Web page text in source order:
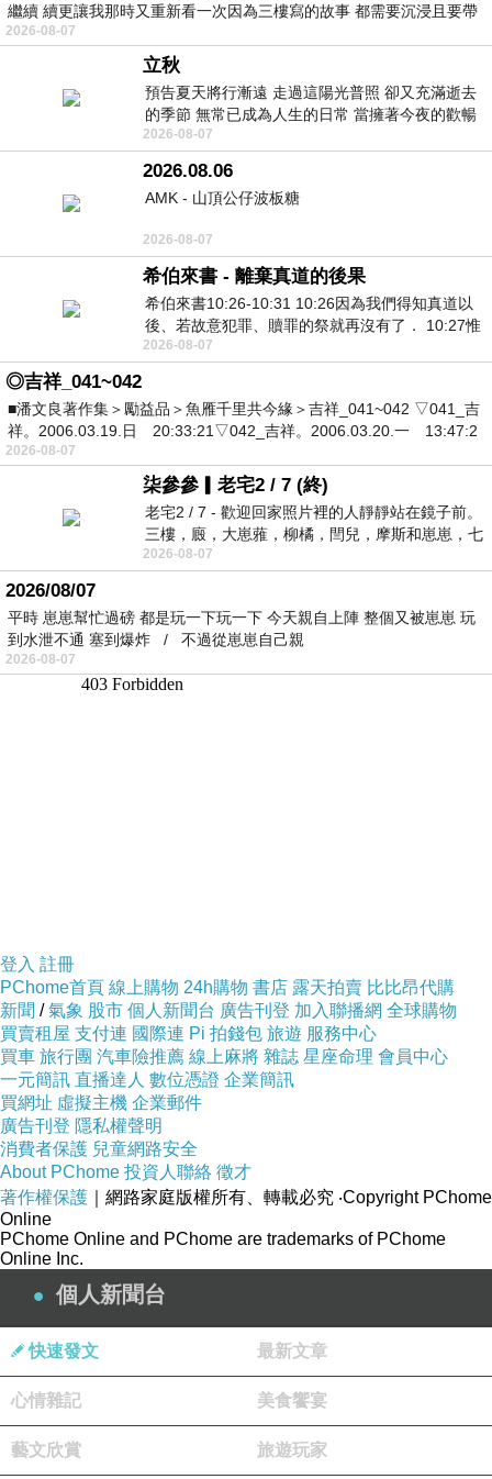
繼續 續更讓我那時又重新看一次因為三樓寫的故事 都需要沉浸且要帶
有
2026-08-07
立秋
預告夏天將行漸遠 走過這陽光普照 卻又充滿逝去
的季節 無常已成為人生的日常 當擁著今夜的歡暢
舒心 轉眼驟成昨日 而明晨 太陽
2026-08-07
2026.08.06
AMK - 山頂公仔波板糖
2026-08-07
希伯來書 - 離棄真道的後果
希伯來書10:26-10:31 10:26因為我們得知真道以
後、若故意犯罪、贖罪的祭就再沒有了． 10:27惟
有戰懼等候審判和那燒滅眾敵人的烈火
2026-08-07
◎吉祥_041~042
■潘文良著作集＞勵益品＞魚雁千里共今緣＞吉祥_041~042 ▽041_吉
祥。2006.03.19.日 20:33:21▽042_吉祥。2006.03.20.一 13:47:2
2026-08-07
柒參參▎老宅2 / 7 (終)
老宅2 / 7 - 歡迎回家照片裡的人靜靜站在鏡子前。
三樓，廄，大崽蕥，柳橘，閆兒，摩斯和崽崽，七
個人整整齊齊地站在鏡框之外，如同
2026-08-07
2026/08/07
平時 崽崽幫忙過磅 都是玩一下玩一下 今天親自上陣 整個又被崽崽 玩
到水泄不通 塞到爆炸 / 不過從崽崽自己親
2026-08-07
登入 註冊
PChome首頁 線上購物 24h購物 書店 露天拍賣 比比昂代購
新聞 /氣象 股市 個人新聞台 廣告刊登 加入聯播網 全球購物
買賣租屋 支付連 國際連 Pi 拍錢包 旅遊 服務中心
買車 旅行團 汽車險推薦 線上麻將 雜誌 星座命理 會員中心
一元簡訊 直播達人 數位憑證 企業簡訊
買網址 虛擬主機 企業郵件
廣告刊登 隱私權聲明
消費者保護 兒童網路安全
About PChome 投資人聯絡 徵才
著作權保護 ｜網路家庭版權所有、轉載必究 ‧Copyright PChome
Online
PChome Online and PChome are trademarks of PChome
Online Inc.
個人新聞台
快速發文 最新文章
心情雜記 美食饗宴
藝文欣賞 旅遊玩家